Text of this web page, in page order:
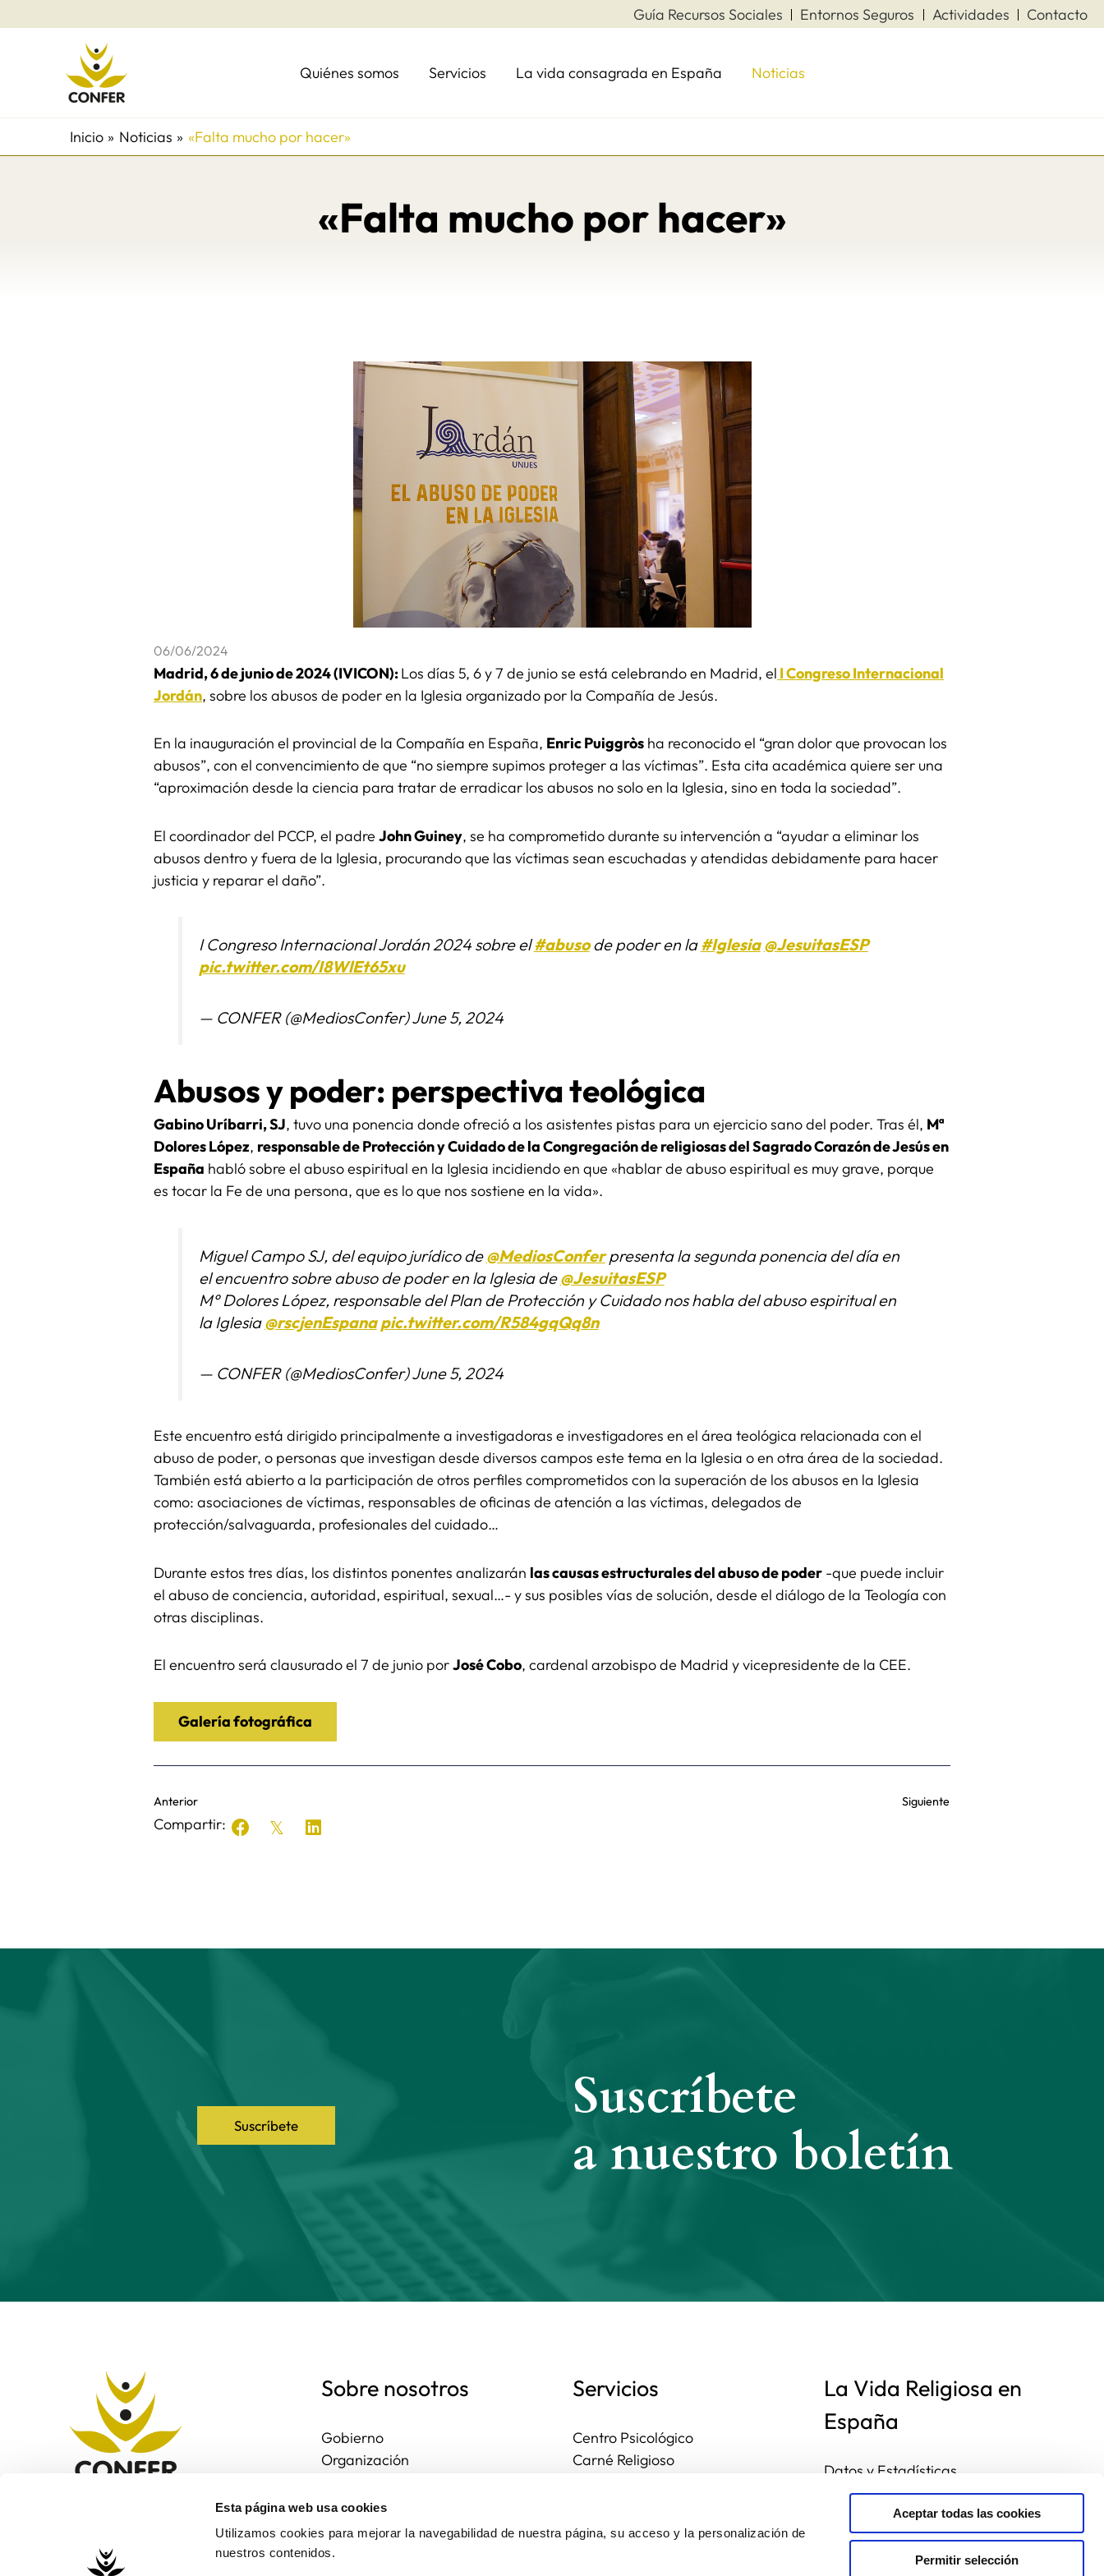
Esta página web usa cookies
Utilizamos cookies para mejorar la navegabilidad de nuestra página, su acceso y la personalización de
nuestros contenidos.
Aceptar todas las cookies
Permitir selección
al
Guía Recursos Sociales Entornos Seguros Actividades Contacto
Quiénes somos Servicios La vida consagrada en España Noticias
Inicio Noticias «Falta mucho por hacer»
«Falta mucho por hacer»
06/06/2024
Madrid, 6 de junio de 2024 (IVICON):Los días 5, 6 y 7 de junio se está celebrando en Madrid, el I Congreso Internacional
Jordán, sobre los abusos de poder en la Iglesia organizado por la Compañía de Jesús.
En la inauguración el provincial de la Compañía en España, Enric Puiggròs ha reconocido el “gran dolor que provocan los
abusos”, con el convencimiento de que “no siempre supimos proteger a las víctimas”. Esta cita académica quiere ser una
“aproximación desde la ciencia para tratar de erradicar los abusos no solo en la Iglesia, sino en toda la sociedad”.
El coordinador del PCCP, el padre John Guiney, se ha comprometido durante su intervención a “ayudar a eliminar los
abusos dentro y fuera de la Iglesia, procurando que las víctimas sean escuchadas y atendidas debidamente para hacer
justicia y reparar el daño”.
I Congreso Internacional Jordán 2024 sobre el#abusode poder en la#Iglesia @JesuitasESP
pic.twitter.com/I8WlEt65xu
— CONFER (@MediosConfer)June 5, 2024
Abusos y poder: perspectiva teológica
Gabino Uríbarri, SJ, tuvo una ponencia donde ofreció a los asistentes pistas para un ejercicio sano del poder. Tras él, Mª
Dolores López, responsable de Protección y Cuidado de la Congregación de religiosas del Sagrado Corazón de Jesús en
España habló sobre el abuso espiritual en la Iglesia incidiendo en que «hablar de abuso espiritual es muy grave, porque
es tocar la Fe de una persona, que es lo que nos sostiene en la vida».
Miguel Campo SJ, del equipo jurídico de@MediosConferpresenta la segunda ponencia del día en
el encuentro sobre abuso de poder en la Iglesia de@JesuitasESP
M° Dolores López, responsable del Plan de Protección y Cuidado nos habla del abuso espiritual en
la Iglesia@rscjenEspana pic.twitter.com/R584gqQq8n
— CONFER (@MediosConfer)June 5, 2024
Este encuentro está dirigido principalmente a investigadoras e investigadores en el área teológica relacionada con el
abuso de poder, o personas que investigan desde diversos campos este tema en la Iglesia o en otra área de la sociedad.
También está abierto a la participación de otros perfiles comprometidos con la superación de los abusos en la Iglesia
como: asociaciones de víctimas, responsables de oficinas de atención a las víctimas, delegados de
protección/salvaguarda, profesionales del cuidado…
Durante estos tres días, los distintos ponentes analizarán las causas estructurales del abuso de poder -que puede incluir
el abuso de conciencia, autoridad, espiritual, sexual…- y sus posibles vías de solución, desde el diálogo de la Teología con
otras disciplinas.
El encuentro será clausurado el 7 de junio porJosé Cobo, cardenal arzobispo de Madrid y vicepresidente de la CEE.
Galería fotográfica
Anterior Siguiente
Compartir:
Suscríbete
Suscríbete
a nuestro boletín
Sobre nosotros
Gobierno
Organización
Entornos seguros
Contacto
Servicios
Centro Psicológico
Carné Religioso
Actividades
La Vida Religiosa en
España
Datos y Estadísticas
Preguntas frecuentes
Mapa de congregaciones